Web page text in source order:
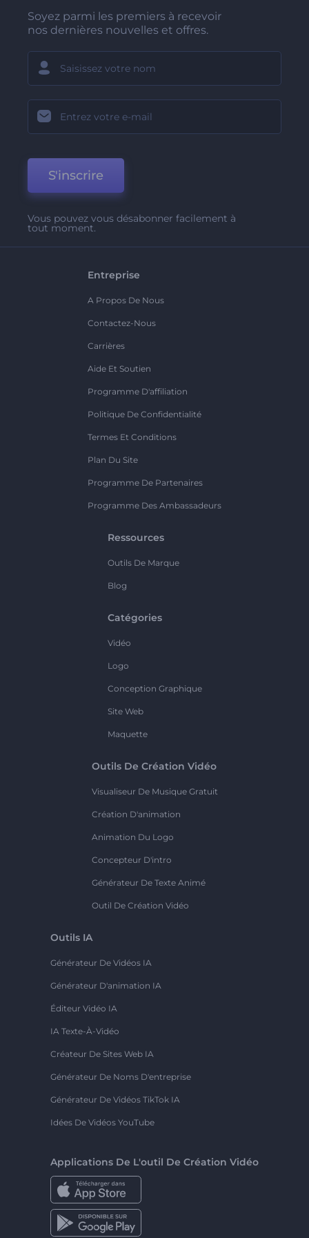
Soyez parmi les premiers à recevoir
nos dernières nouvelles et offres.
S'inscrire
Vous pouvez vous désabonner facilement à
tout moment.
Entreprise
A Propos De Nous
Contactez-Nous
Carrières
Aide Et Soutien
Programme D'affiliation
Politique De Confidentialité
Termes Et Conditions
Plan Du Site
Programme De Partenaires
Programme Des Ambassadeurs
Ressources
Outils De Marque
Blog
Catégories
Vidéo
Logo
Conception Graphique
Site Web
Maquette
Outils De Création Vidéo
Visualiseur De Musique Gratuit
Création D'animation
Animation Du Logo
Concepteur D'intro
Générateur De Texte Animé
Outil De Création Vidéo
Outils IA
Générateur De Vidéos IA
Générateur D'animation IA
Éditeur Vidéo IA
IA Texte-À-Vidéo
Créateur De Sites Web IA
Générateur De Noms D'entreprise
Générateur De Vidéos TikTok IA
Idées De Vidéos YouTube
Applications De L'outil De Création Vidéo